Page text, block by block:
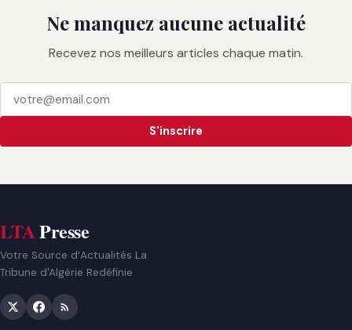
Ne manquez aucune actualité
Recevez nos meilleurs articles chaque matin.
S'inscrire
LTAPresse
Votre Source d’Actualités La
Tribune d'Algérie Redéfinie